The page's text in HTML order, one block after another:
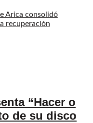
Arica consolidó
recuperación
“Hacer o
de su disco